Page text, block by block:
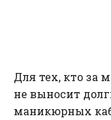
Для тех, кто за
не выносит
маникюрных